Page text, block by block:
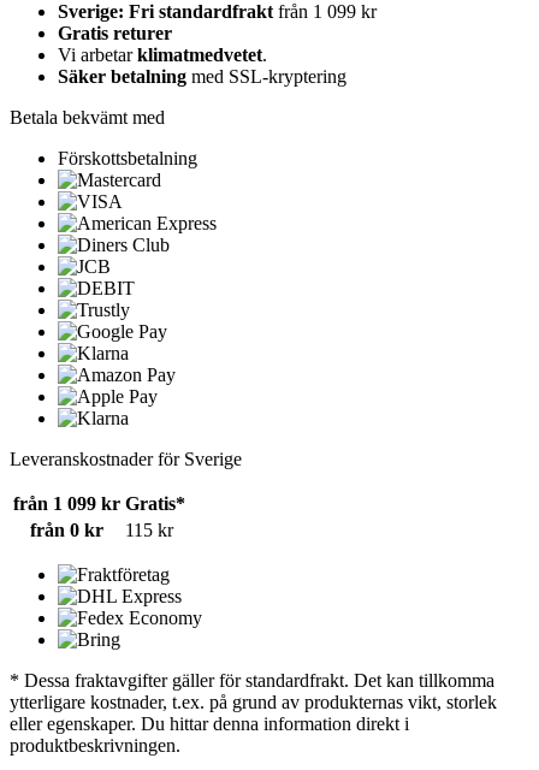
Sverige: Fri standardfraktfrån 1 099 kr
Gratis returer
Vi arbetarklimatmedvetet.
Säker betalning med SSL-kryptering
Betala bekvämt med
Förskottsbetalning
Leveranskostnader för Sverige
från 1 099 kr Gratis*
från 0 kr
115 kr
* Dessa fraktavgifter gäller för standardfrakt. Det kan tillkomma
ytterligare kostnader, t.ex. på grund av produkternas vikt, storlek
eller egenskaper. Du hittar denna information direkt i
produktbeskrivningen.